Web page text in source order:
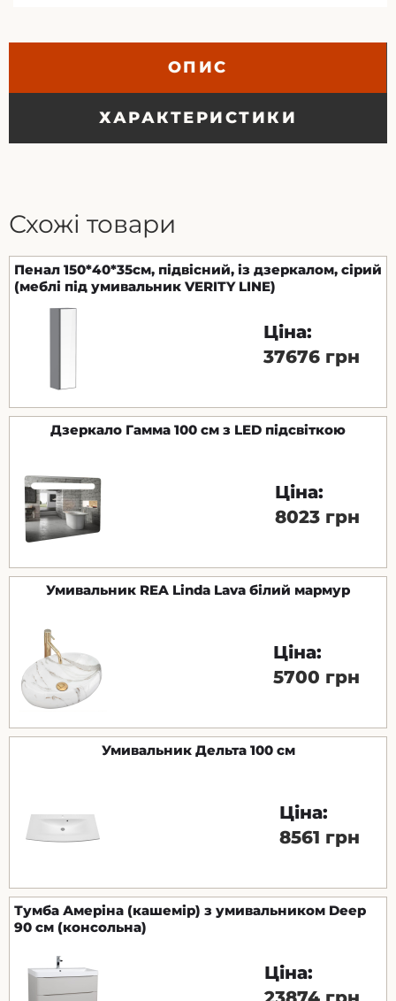
ОПИС
ХАРАКТЕРИСТИКИ
Схожі товари
Пенал 150*40*35см, підвісний, із дзеркалом, сірий
(меблі під умивальник VERITY LINE)
Ціна:
37676 грн
Дзеркало Гамма 100 см з LED підсвіткою
Ціна:
8023 грн
Умивальник REA Linda Lava білий мармур
Ціна:
5700 грн
Умивальник Дельта 100 см
Ціна:
8561 грн
Тумба Амеріна (кашемір) з умивальником Deep
90 см (консольна)
Ціна: